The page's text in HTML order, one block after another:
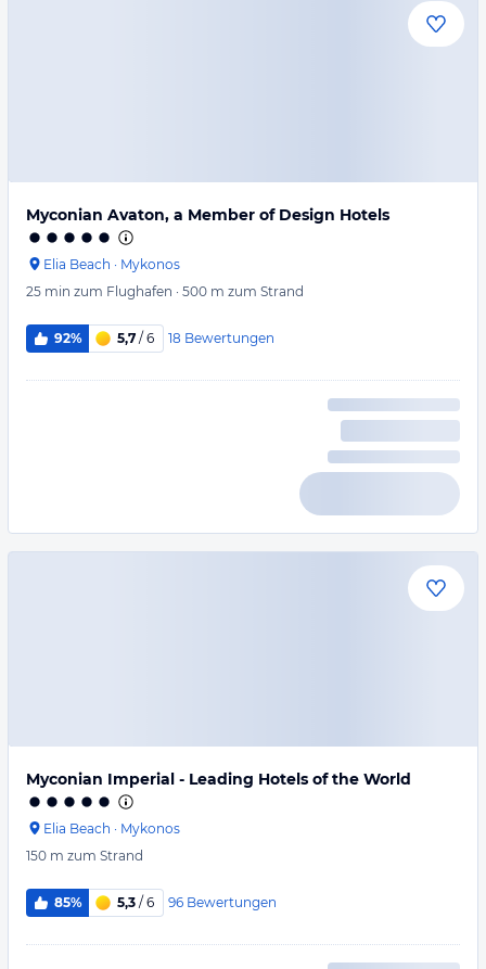
Myconian Avaton, a Member of Design Hotels
Elia Beach · Mykonos
25 min zum Flughafen · 500 m zum Strand
92% 5,7 / 6 18 Bewertungen
Myconian Imperial - Leading Hotels of the World
Elia Beach · Mykonos
150 m zum Strand
85% 5,3 / 6 96 Bewertungen